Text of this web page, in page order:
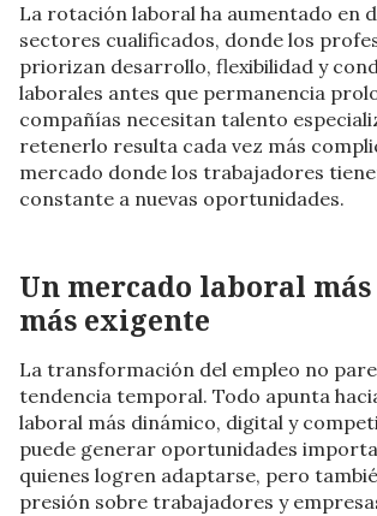
La rotación laboral ha aumentado en
sectores cualificados, donde los
priorizan desarrollo, flexibilidad y
laborales antes que permanencia
compañías necesitan talento
retenerlo resulta cada vez más
mercado donde los trabajadores
constante a nuevas oportunidades.
Un mercado laboral
más exigente
La transformación del empleo no
tendencia temporal. Todo apunta
laboral más dinámico, digital y
puede generar oportunidades
quienes logren adaptarse, pero
presión sobre trabajadores y